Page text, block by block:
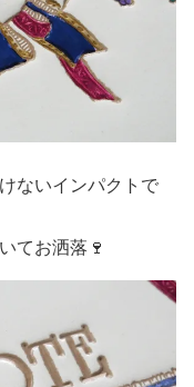
ないインパクトで
てお洒落🍷